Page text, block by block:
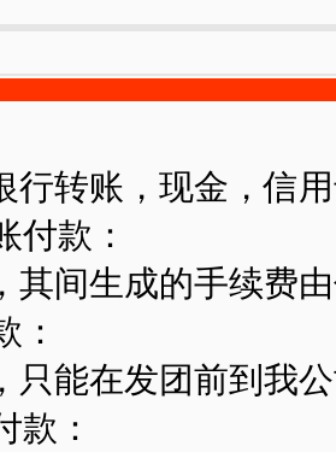
行转账，现金，信
付款：
其间生成的手续费
：
只能在发团前到我
款：